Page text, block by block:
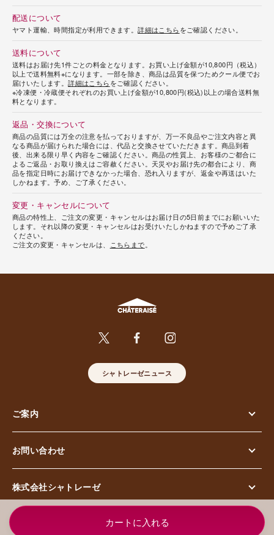
配送について
ヤマト運輸、時間指定が利用できます。詳細はこちらをご確認ください。
送料について
送料はお届け先1件ごとの料金となります。お買い上げ金額が10,800円（税込）
以上で送料無料※になります。一部を除き、商品は品質を保つためクール便でお
届けいたします。詳細はこちらをご確認ください。
※冷凍便・冷蔵便それぞれのお買い上げ金額が10,800円(税込)以上の場合送料無
料となります。
返品・交換について
商品の品質には万全の注意を払っておりますが、万一不良品やご注文内容と異
なる商品が届けられた場合には、代品と交換させていただきます。商品到着
後、出来る限り早く内容をご確認ください。商品の性質上、お客様のご都合に
よるご返品・お取り換えはご容赦ください。天災やお届け先の都合により、商
品を指定日時にお届けできなかった場合、恐れ入りますが、返金や再送はいた
しかねます。予め、ご了承ください。
変更・キャンセルについて
商品の特性上、ご注文の変更・キャンセルはお届け日の5日前までにお願いいた
します。それ以降の変更・キャンセルはお受けいたしかねますので予めご了承
ください。
ご注文の変更・キャンセルは、
こちらまで
シャトレーゼニュース
ご案内
お問い合わせ
株式会社シャトレーゼ
© Chateraise Co.,Ltd. All Rights Reserved.